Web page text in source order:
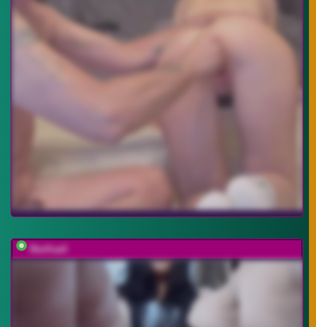
MarKaa0